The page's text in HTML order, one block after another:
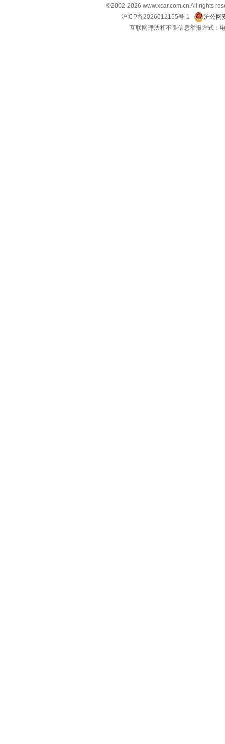
©2002-2026 www.xcar.com.cn All rights
沪ICP备2026012155号-1
沪公网
互联网违法和不良信息举报方式：